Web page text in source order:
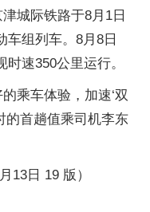
城际铁路于8月1日
车组列车。8月8日
速350公里运行。
乘车体验，加速‘双
的首趟值乘司机李东
13日 19 版）